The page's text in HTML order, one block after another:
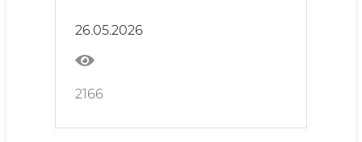
tasdiqlandi! Reja jadvali
asosida:
26.05.2026
2166